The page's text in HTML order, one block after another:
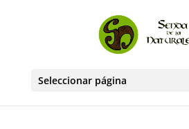
Seleccionar página